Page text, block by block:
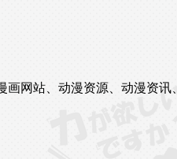
网站、动漫资源、动漫资